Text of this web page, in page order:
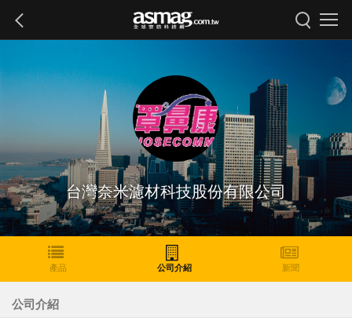
台灣奈米濾材科技股份有限公司
產品 公司介紹 新聞
公司介紹